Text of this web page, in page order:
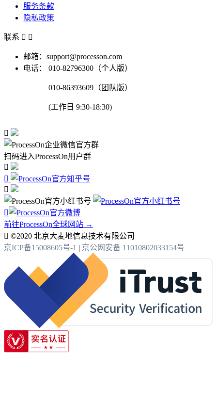
服务条款
隐私政策
联系  
邮箱：support@processon.com
电话：
010-82796300（个人版）
010-86393609（团队版）
(工作日 9:30-18:30)

扫码进入ProcessOn用户群




前往ProcessOn全球网站 →
 ©2020 北京大麦地信息技术有限公司
京ICP备15008605号-1 | 京公网安备 11010802033154号